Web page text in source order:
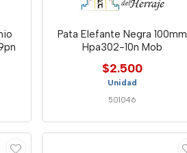
Pata Elefante Negra 100mm
Hpa302-10n Mob
$2.500
Unidad
501046